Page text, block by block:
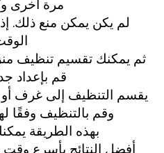
مرة أخرى
لم يكن يمكن منع ذلك.
ثم يمكنك تقسيم تنظيف
قم بإعداد
يقسم التنظيف إلى غرف أو
وقم بالتنظيف وفقًا
بهذه الطريقة
أفضل النتائج بأسرع